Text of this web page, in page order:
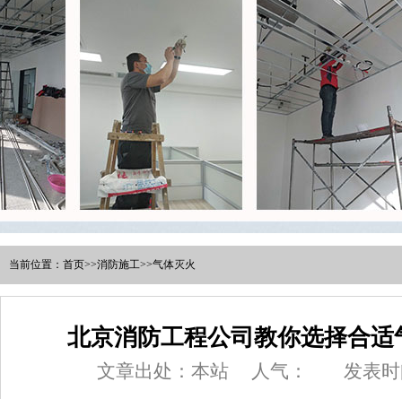
当前位置： 首页>>消防施工>>气体灭火
北京消防工程公司教你选择合
文章出处：本站 人气： 发表